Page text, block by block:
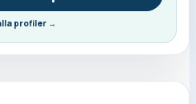
profiler →